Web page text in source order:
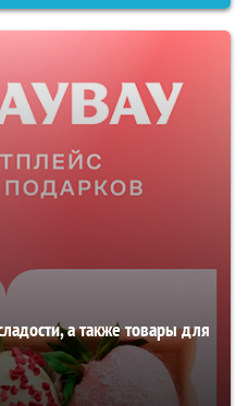
а также товары для